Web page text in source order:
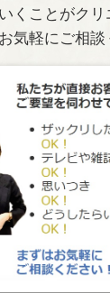
くことがク
気軽にご相談